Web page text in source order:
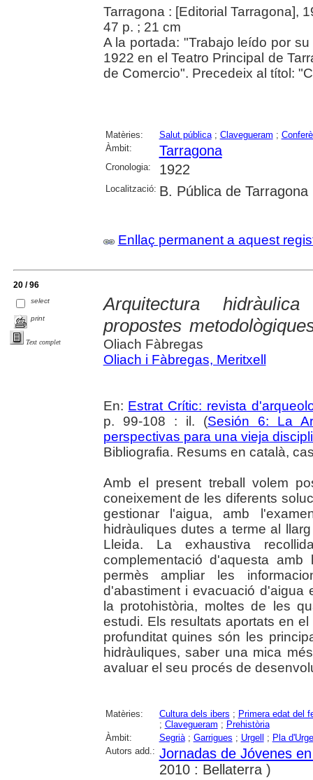
Tarragona : [Editorial Tarragona],
47 p. ; 21 cm
A la portada: "Trabajo leído por
1922 en el Teatro Principal de
de Comercio". Precedeix al títol:
Matèries: Salut pública; Clavegueram ;
Àmbit:
Tarragona
Cronologia: 1922
Localització: B. Pública de Tarragona
Enllaç permanent a aquest
20 / 96
select
print
Text complet
Arquitectura
propostes
Oliach Fàbregas
Oliach i Fàbregas, Meritxell
En: Estrat Crític: revista
p. 99-108 : il. (Sesión 6: La
perspectivas para una vieja
Bibliografia. Resums en català,
Amb el present treball volem
coneixement de les diferents
gestionar l'aigua, amb
hidràuliques dutes a terme al
Lleida. La exhaustiva
complementació d'aquesta
permès ampliar les
d'abastiment i evacuació d'aigua
la protohistòria, moltes de les
estudi. Els resultats aportats en
profunditat quines són les
hidràuliques, saber una mica
avaluar el seu procés de
Matèries: Cultura dels ibers ; Primera edat del
; Clavegueram ; Prehistòria
Àmbit:
Segrià; Garrigues ; Urgell ; Pla
Autors add.: Jornadas de Jóvenes
2010 : Bellaterra )